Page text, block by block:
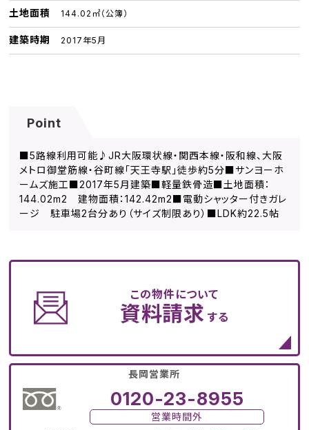
土地面積 144.02㎡（公簿）
建築時期 2017年5月
Point
■5路線利用可能♪JR大阪環状線・関西本線・阪和線、大阪
メトロ御堂筋線・谷町線「天王寺駅」徒歩約5分■サンヨーホ
ームズ施工■2017年5月建築■軽量鉄骨造■土地面積：
144.02m2 建物面積：142.42m2■電動シャッター付きガレ
ージ 駐車場2台分あり（サイズ制限あり）■LDK約22.5帖
この物件について
資料請求 する
長岡営業所
0120-23-8955
営業時間外